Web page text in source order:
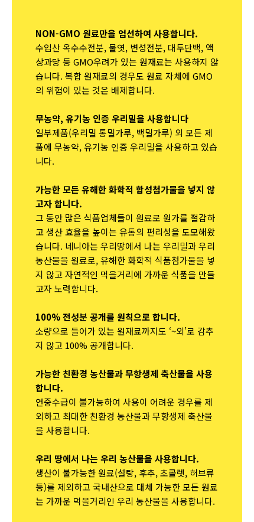
NON-GMO 원료만을 엄선하여 사용합니다.
수입산 옥수수전분, 물엿, 변성전분, 대두단백, 액
상과당 등 GMO우려가 있는 원재료는 사용하지 않
습니다. 복합 원재료의 경우도 원료 자체에 GMO
의 위험이 있는 것은 배제합니다.
무농약, 유기농 인증 우리밀을 사용합니다
일부제품(우리밀 통밀가루, 백밀가루) 외 모든 제
품에 무농약, 유기농 인증 우리밀을 사용하고 있습
니다.
가능한 모든 유해한 화학적 합성첨가물을 넣지 않
고자 합니다.
그 동안 많은 식품업체들이 원료로 원가를 절감하
고 생산 효율을 높이는 유통의 편리성을 도모해왔
습니다. 네니아는 우리땅에서 나는 우리밀과 우리
농산물을 원료로, 유해한 화학적 식품첨가물을 넣
지 않고 자연적인 먹을거리에 가까운 식품을 만들
고자 노력합니다.
100% 전성분 공개를 원칙으로 합니다.
소량으로 들어가 있는 원재료까지도 ‘~외’로 감추
지 않고 100% 공개합니다.
가능한 친환경 농산물과 무항생제 축산물을 사용
합니다.
연중수급이 불가능하여 사용이 어려운 경우를 제
외하고 최대한 친환경 농산물과 무항생제 축산물
을 사용합니다.
우리 땅에서 나는 우리 농산물을 사용합니다.
생산이 불가능한 원료(설탕, 후추, 초콜렛, 허브류
등)를 제외하고 국내산으로 대체 가능한 모든 원료
는 가까운 먹을거리인 우리 농산물을 사용합니다.